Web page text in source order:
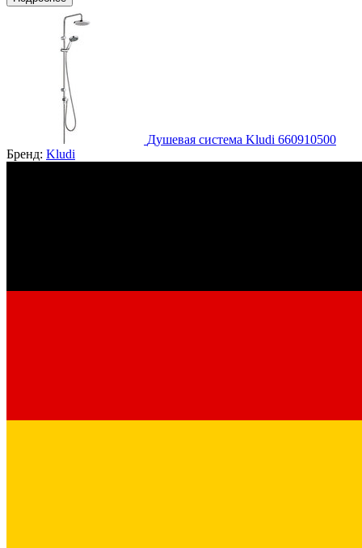
Душевая система Kludi 660910500
Бренд: Kludi